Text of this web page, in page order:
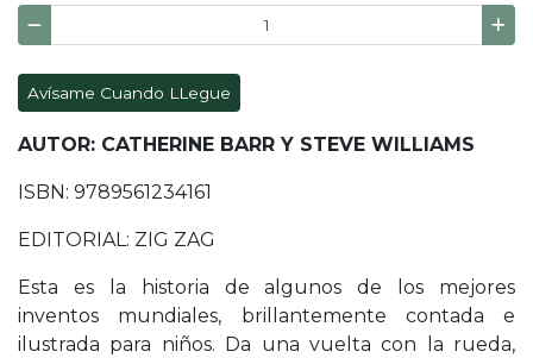
Avísame Cuando LLegue
AUTOR: CATHERINE BARR Y STEVE WILLIAMS
ISBN: 9789561234161
EDITORIAL: ZIG ZAG
Esta es la historia de algunos de los mejores
inventos mundiales, brillantemente contada e
ilustrada para niños. Da una vuelta con la rueda,